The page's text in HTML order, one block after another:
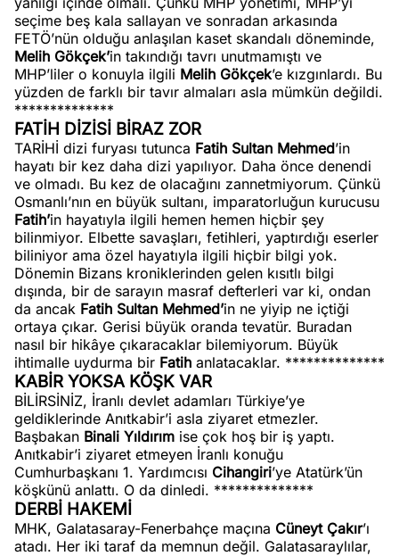
seçime beş kala sallayan ve sonradan arkasında
FETÖ’nün olduğu anlaşılan kaset skandalı döneminde,
Melih Gökçek’in takındığı tavrı unutmamıştı ve
MHP’liler o konuyla ilgili Melih Gökçek’e kızgınlardı. Bu
yüzden de farklı bir tavır almaları asla mümkün değildi.
**************
FATİH DİZİSİ BİRAZ ZOR
TARİHİ dizi furyası tutunca Fatih Sultan Mehmed’in
hayatı bir kez daha dizi yapılıyor. Daha önce denendi
ve olmadı. Bu kez de olacağını zannetmiyorum. Çünkü
Osmanlı’nın en büyük sultanı, imparatorluğun kurucusu
Fatih’in hayatıyla ilgili hemen hemen hiçbir şey
bilinmiyor. Elbette savaşları, fetihleri, yaptırdığı eserler
biliniyor ama özel hayatıyla ilgili hiçbir bilgi yok.
Dönemin Bizans kroniklerinden gelen kısıtlı bilgi
dışında, bir de sarayın masraf defterleri var ki, ondan
da ancak Fatih Sultan Mehmed’in ne yiyip ne içtiği
ortaya çıkar. Gerisi büyük oranda tevatür. Buradan
nasıl bir hikâye çıkaracaklar bilemiyorum. Büyük
ihtimalle uydurma bir Fatih anlatacaklar. **************
KABİR YOKSA KÖŞK VAR
BİLİRSİNİZ, İranlı devlet adamları Türkiye’ye
geldiklerinde Anıtkabir’i asla ziyaret etmezler.
Başbakan Binali Yıldırım ise çok hoş bir iş yaptı.
Anıtkabir’i ziyaret etmeyen İranlı konuğu
Cumhurbaşkanı 1. Yardımcısı Cihangiri’ye Atatürk’ün
köşkünü anlattı. O da dinledi. **************
DERBİ HAKEMİ
MHK, Galatasaray-Fenerbahçe maçına Cüneyt Çakır’ı
atadı. Her iki taraf da memnun değil. Galatasaraylılar,